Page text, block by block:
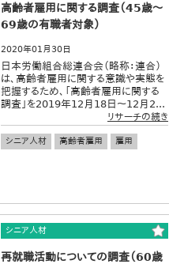
ワーキングウーマン
有職女性
高齢者雇用に関する調査（45歳～
69歳の有職者対象）
2020年01月30日
日本労働組合総連合会（略称：連合）
は、高齢者雇用に関する意識や実態を
把握するため、「高齢者雇用に関する
調査」を2019年12月18日～12月2...
リサーチの続き
シニア人材 高齢者雇用 雇用
シニア人材
再就職活動についての調査（60歳